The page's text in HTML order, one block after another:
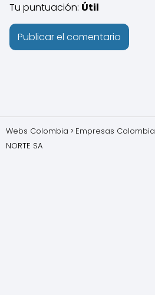
Tu puntuación: Útil
Webs Colombia Empresas Colombia
NORTE SA